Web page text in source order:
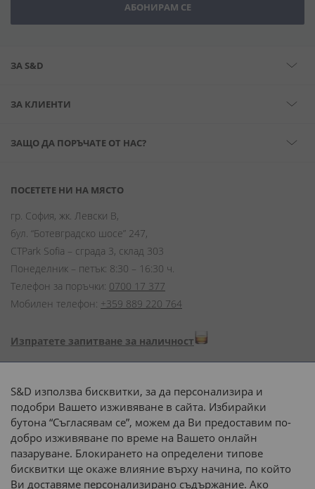
АБОНИРАМ СЕ
ЗА S&D
ЗА КЛИЕНТИ
ЗАЩО ДА ПОРЪЧАТЕ ОТ НАС?
ПОСЕТЕТЕ НИ НА МЯСТО
гр. София, жк. Левски В,
бул. “Ботевградско шосе” 247,
CTPark Sofia – сграда 3, склад 303
Понеделник – петък: 8:30 – 16:30 ч.
Телефон за поръчки: 0700 17 377
Мобилен телефон: +359 889 220 764
Изпратете запитване за наличност
Начини на плащане:
Доставка до адрес с:
S&D използва бисквитки, за да персонализира и
подобри Вашето изживяване в сайта. Избирайки
бутона “Съгласявам се”, можем да Ви предоставим по-
добро изживяване по време на Вашето онлайн
пазаруване. Блокирането на определени типове
бисквитки ще окаже влияние върху начина, по който
Ви доставяме персонализирано съдържание. Ако